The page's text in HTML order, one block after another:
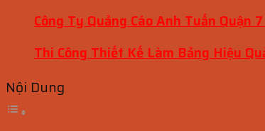
Công Ty Quảng Cáo Anh Tuấn Quận
Thi Công Thiết Kế Làm Bảng Hiệu
Nội Dung